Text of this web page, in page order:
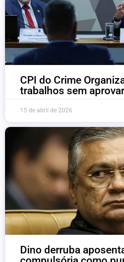
CPI do Crime
trabalhos sem
15 de abril de 2026
Dino derruba